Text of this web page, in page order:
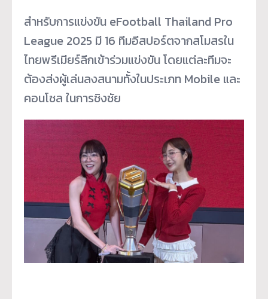
สำหรับการแข่งขัน eFootball Thailand Pro
League 2025 มี 16 ทีมอีสปอร์ตจากสโมสรใน
ไทยพรีเมียร์ลีกเข้าร่วมแข่งขัน โดยแต่ละทีมจะ
ต้องส่งผู้เล่นลงสนามทั้งในประเภท Mobile และ
คอนโซล ในการชิงชัย